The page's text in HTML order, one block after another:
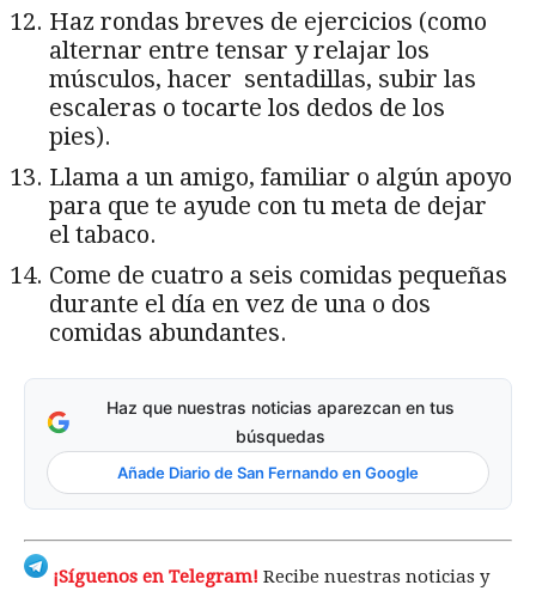
Haz rondas breves de ejercicios (como
alternar entre tensar y relajar los
músculos, hacer sentadillas, subir las
escaleras o tocarte los dedos de los
pies).
Llama a un amigo, familiar o algún apoyo
para que te ayude con tu meta de dejar
el tabaco.
Come de cuatro a seis comidas pequeñas
durante el día en vez de una o dos
comidas abundantes.
Haz que nuestras noticias aparezcan en tus
búsquedas
Añade Diario de San Fernando en Google
¡Síguenos en Telegram! Recibe nuestras noticias y